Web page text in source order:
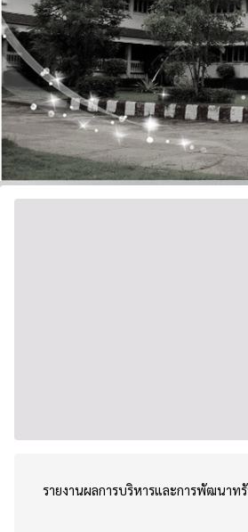
รายงานผลการบริหารและการพัฒนาท